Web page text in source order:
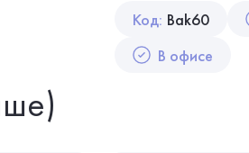
Код: Bak60
В офисе